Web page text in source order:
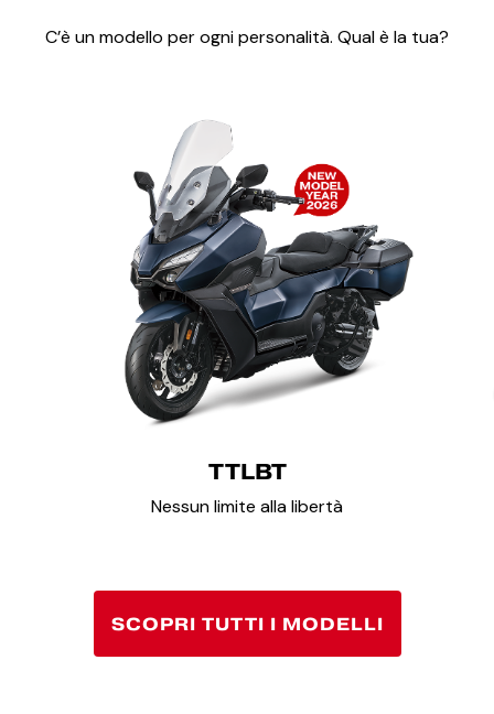
C’è un modello per ogni personalità. Qual è la tua?
TTLBT
Nessun limite alla libertà
SCOPRI TUTTI I MODELLI